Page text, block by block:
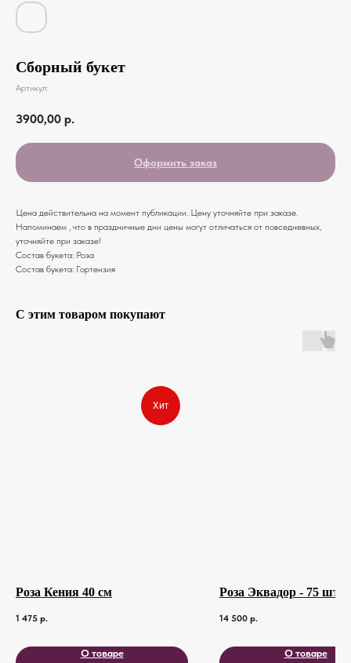
Сборный букет
Артикул:
3900,00 р.
Оформить заказ
Цена действительна на момент публикации. Цену уточняйте при заказе.
Напоминаем , что в праздничные дни цены могут отличаться от повседневных,
уточняйте при заказе!
Состав букета: Роза
Состав букета: Гортензия
С этим товаром покупают
Хит
Роза Кения 40 см
1 475 р.
О товаре
Роза Эквадор - 75 шт
14 500 р.
О товаре